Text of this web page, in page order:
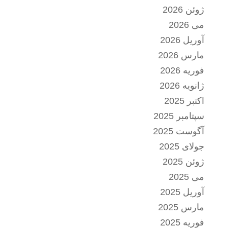
ژوئن 2026
می 2026
آوریل 2026
مارس 2026
فوریه 2026
ژانویه 2026
اکتبر 2025
سپتامبر 2025
آگوست 2025
جولای 2025
ژوئن 2025
می 2025
آوریل 2025
مارس 2025
فوریه 2025